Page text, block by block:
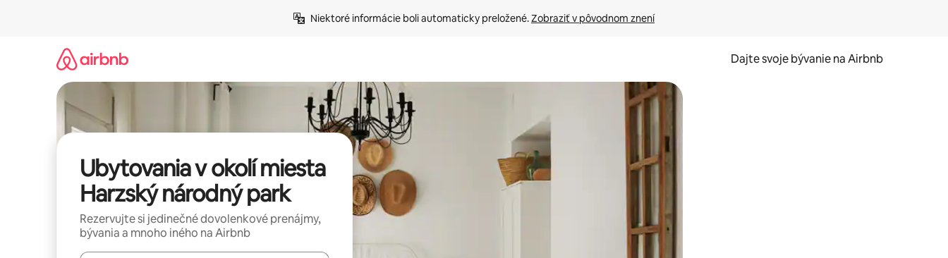
Niektoré informácie boli automaticky preložené. Zobraziť v pôvodnom znení
Dajte svoje bývanie na Airbnb
Ubytovania v okolí miesta
Harzský národný park
Rezervujte si jedinečné dovolenkové prenájmy,
bývania a mnoho iného na Airbnb